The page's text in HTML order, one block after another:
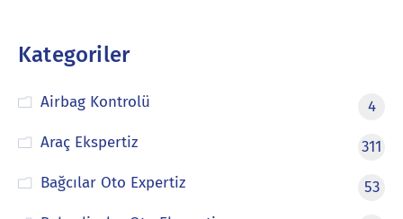
Kategoriler
Airbag Kontrolü
4
Araç Ekspertiz
311
Bağcılar Oto Expertiz
53